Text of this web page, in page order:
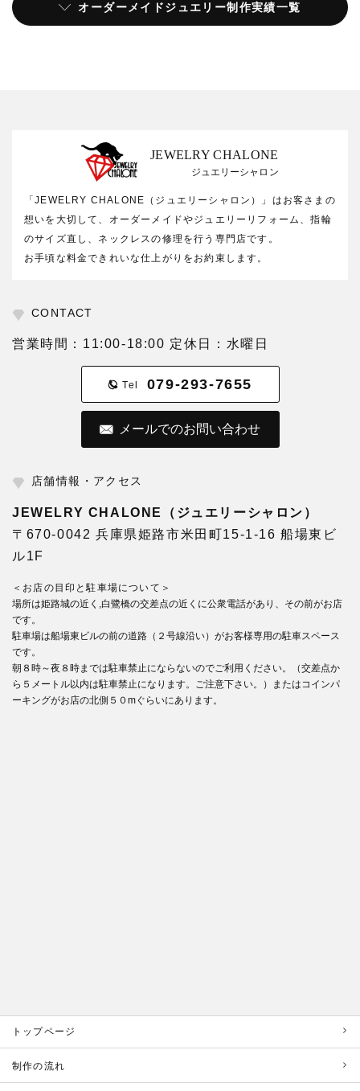
オーダーメイドジュエリー制作実績一覧
JEWELRY CHALONE
ジュエリーシャロン
「JEWELRY CHALONE（ジュエリーシャロン）」はお客さまの
想いを大切して、オーダーメイドやジュエリーリフォーム、指輪
のサイズ直し、ネックレスの修理を行う専門店です。
お手頃な料金できれいな仕上がりをお約束します。
CONTACT
営業時間：11:00-18:00 定休日：水曜日
Tel 079-293-7655
メールでのお問い合わせ
店舗情報・アクセス
JEWELRY CHALONE（ジュエリーシャロン）
〒670-0042 兵庫県姫路市米田町15-1-16 船場東ビ
ル1F
＜お店の目印と駐車場について＞
場所は姫路城の近く,白鷺橋の交差点の近くに公衆電話があり、その前がお店
です。
駐車場は船場東ビルの前の道路（２号線沿い）がお客様専用の駐車スペース
です。
朝８時～夜８時までは駐車禁止にならないのでご利用ください。（交差点か
ら５メートル以内は駐車禁止になります。ご注意下さい。）またはコインパ
ーキングがお店の北側５０mぐらいにあります。
トップページ
制作の流れ